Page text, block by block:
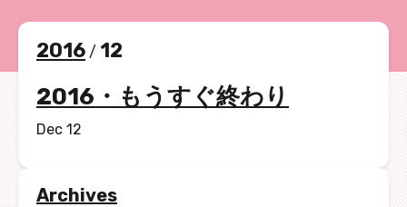
2016 / 12
2016・もうすぐ終わり
Dec 12
Archives